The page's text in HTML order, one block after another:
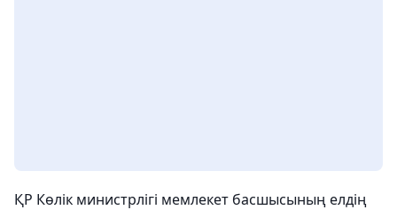
ҚР Көлік министрлігі мемлекет басшысының елдің